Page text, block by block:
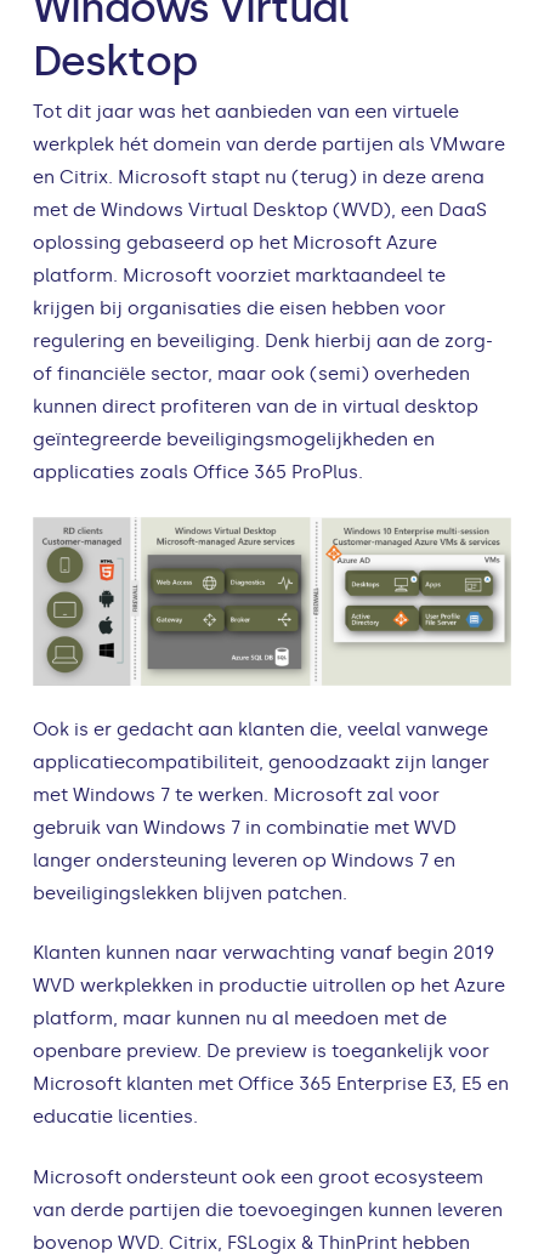
Desktop
Tot dit jaar was het aanbieden van een virtuele
werkplek hét domein van derde partijen als VMware
en Citrix. Microsoft stapt nu (terug) in deze arena
met de Windows Virtual Desktop (WVD), een DaaS
oplossing gebaseerd op het Microsoft Azure
platform. Microsoft voorziet marktaandeel te
krijgen bij organisaties die eisen hebben voor
regulering en beveiliging. Denk hierbij aan de zorg-
of financiële sector, maar ook (semi) overheden
kunnen direct profiteren van de in virtual desktop
geïntegreerde beveiligingsmogelijkheden en
applicaties zoals Office 365 ProPlus.
Ook is er gedacht aan klanten die, veelal vanwege
applicatiecompatibiliteit, genoodzaakt zijn langer
met Windows 7 te werken. Microsoft zal voor
gebruik van Windows 7 in combinatie met WVD
langer ondersteuning leveren op Windows 7 en
beveiligingslekken blijven patchen.
Klanten kunnen naar verwachting vanaf begin 2019
WVD werkplekken in productie uitrollen op het Azure
platform, maar kunnen nu al meedoen met de
openbare preview. De preview is toegankelijk voor
Microsoft klanten met Office 365 Enterprise E3, E5 en
educatie licenties.
Microsoft ondersteunt ook een groot ecosysteem
van derde partijen die toevoegingen kunnen leveren
bovenop WVD. Citrix, FSLogix & ThinPrint hebben